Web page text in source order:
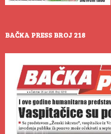
BAČKA PRESS BROJ 218